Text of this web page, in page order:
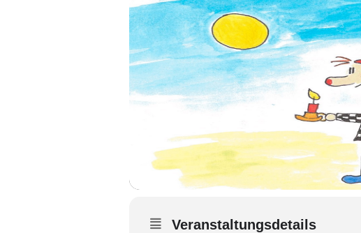
Veranstaltungsdetails